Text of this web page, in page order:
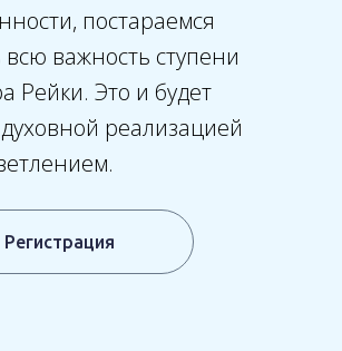
постараемся
важность ступени
Рейки. Это и будет
реализацией
Регистрация